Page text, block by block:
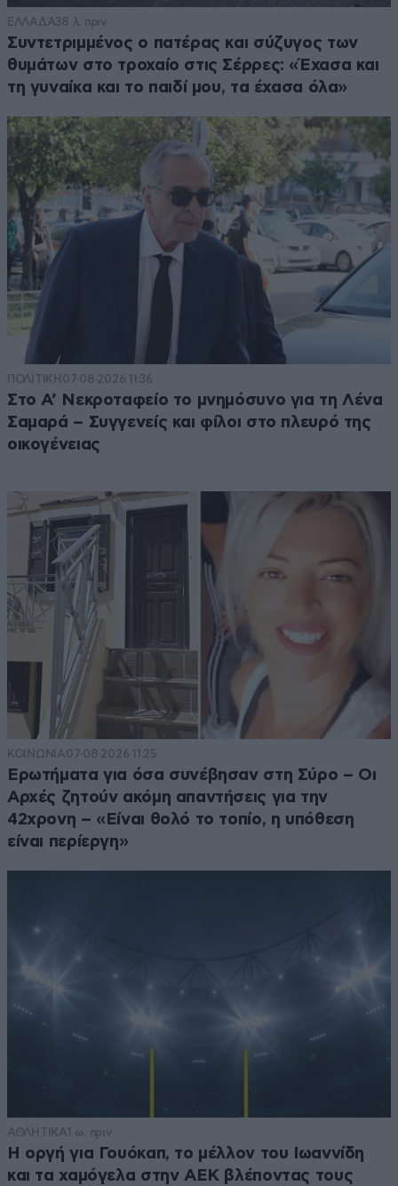
ΕΛΛΑΔΑ38 λ. πριν
Συντετριμμένος ο πατέρας και σύζυγος των
θυμάτων στο τροχαίο στις Σέρρες: «Έχασα και
τη γυναίκα και το παιδί μου, τα έχασα όλα»
ΠΟΛΙΤΙΚΗ 07·08·2026 11:36
Στο Α’ Νεκροταφείο το μνημόσυνο για τη Λένα
Σαμαρά – Συγγενείς και φίλοι στο πλευρό της
οικογένειας
ΚΟΙΝΩΝΙΑ07·08·2026 11:25
Ερωτήματα για όσα συνέβησαν στη Σύρο – Οι
Αρχές ζητούν ακόμη απαντήσεις για την
42χρονη – «Είναι θολό το τοπίο, η υπόθεση
είναι περίεργη»
ΑΘΛΗΤΙΚΑ1 ω. πριν
Η οργή για Γουόκαπ, το μέλλον του Ιωαννίδη
και τα χαμόγελα στην ΑΕΚ βλέποντας τους